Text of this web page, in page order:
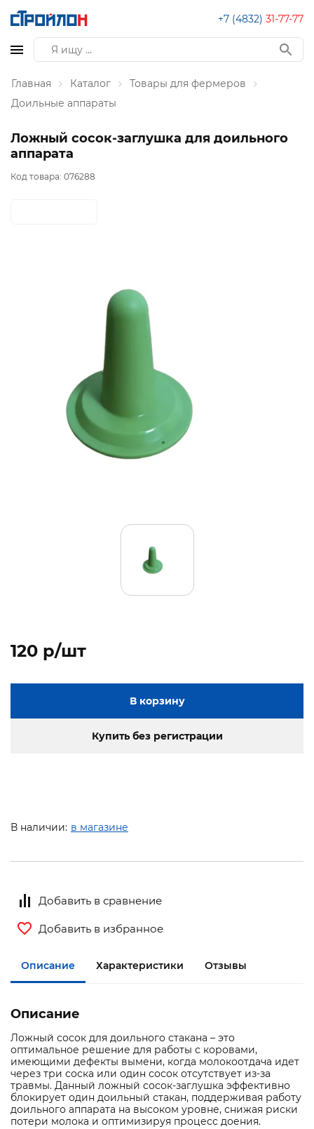
+7 (4832) 31-77-77
Главная Каталог
Товары для фермеров
Доильные аппараты
Ложный сосок-заглушка для доильного
аппарата
Код товара: 076288
120 p/шт
В корзину
Купить без регистрации
В наличии: в магазине
Добавить в сравнение
Добавить в избранное
Описание Характеристики Отзывы
Описание
Ложный сосок для доильного стакана – это
оптимальное решение для работы с коровами,
имеющими дефекты вымени, когда молокоотдача идет
через три соска или один сосок отсутствует из-за
травмы. Данный ложный сосок-заглушка эффективно
блокирует один доильный стакан, поддерживая работу
доильного аппарата на высоком уровне, снижая риски
потери молока и оптимизируя процесс доения.